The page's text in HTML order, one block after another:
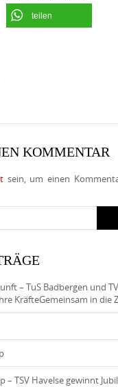
teilen
KOMMENTAR
sein, um einen
– TuS Badbergen und
KräfteGemeinsam in die
– TSV Havelse gewinnt